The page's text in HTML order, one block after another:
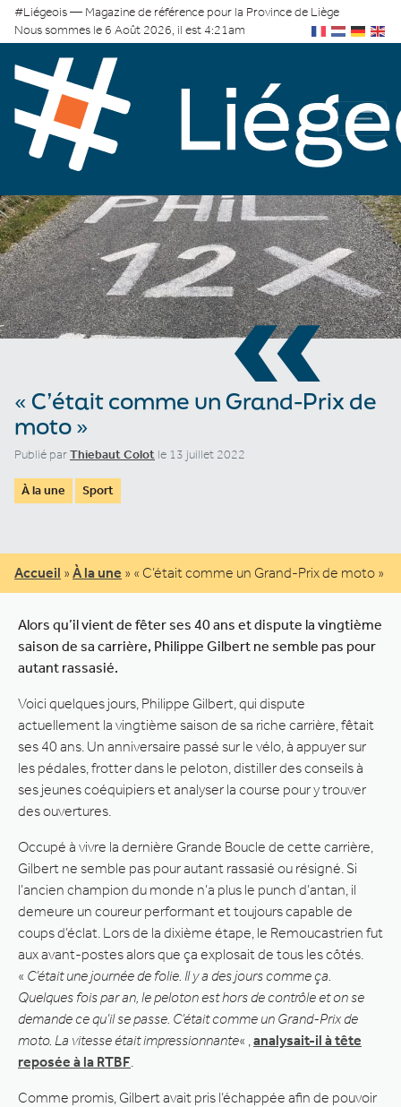
#Liégeois — Magazine de référence pour la Province de Liège
Nous sommes le 6 Août 2026, il est 4:21am
«
« C’était comme un Grand-Prix de
moto »
Publié parThiebaut Colot le 13 juillet 2022
À la une Sport
Accueil » À la une » « C’était comme un Grand-Prix de moto »
Alors qu’il vient de fêter ses 40 ans et dispute la vingtième
saison de sa carrière, Philippe Gilbert ne semble pas pour
autant rassasié.
Voici quelques jours, Philippe Gilbert, qui dispute
actuellement la vingtième saison de sa riche carrière, fêtait
ses 40 ans. Un anniversaire passé sur le vélo, à appuyer sur
les pédales, frotter dans le peloton, distiller des conseils à
ses jeunes coéquipiers et analyser la course pour y trouver
des ouvertures.
Occupé à vivre la dernière Grande Boucle de cette carrière,
Gilbert ne semble pas pour autant rassasié ou résigné. Si
l’ancien champion du monde n’a plus le punch d’antan, il
demeure un coureur performant et toujours capable de
coups d’éclat. Lors de la dixième étape, le Remoucastrien fut
aux avant-postes alors que ça explosait de tous les côtés.
« C’était une journée de folie. Il y a des jours comme ça.
Quelques fois par an, le peloton est hors de contrôle et on se
demande ce qu’il se passe. C’était comme un Grand-Prix de
moto. La vitesse était impressionnante« , analysait-il à tête
reposée à la RTBF
Comme promis, Gilbert avait pris l’échappée afin de pouvoir